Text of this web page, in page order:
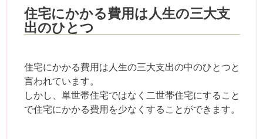
住宅にかかる費用は人生の三大支
出のひとつ
住宅にかかる費用は人生の三大支出の中のひとつと
言われています。
しかし、単世帯住宅ではなく二世帯住宅にすること
で住宅にかかる費用を少なくすることができます。